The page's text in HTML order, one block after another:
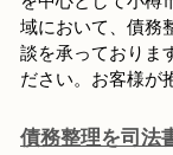
域において、債務
談を承っておりま
ださい。お客様が
債務整理を司法